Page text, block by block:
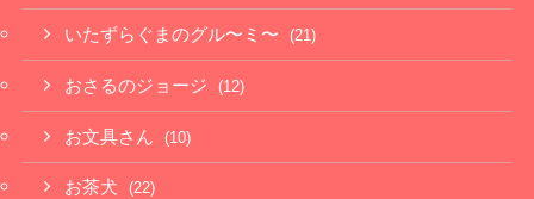
いたずらぐまのグル〜ミ〜 (21)
おさるのジョージ (12)
お文具さん (10)
お茶犬 (22)